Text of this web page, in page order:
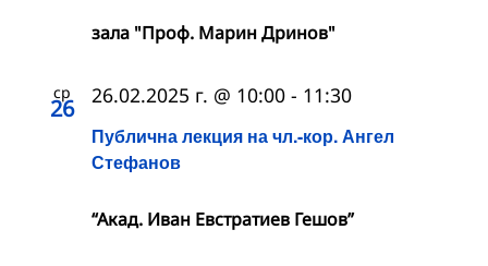
зала "Проф. Марин Дринов"
ср
26
Публична лекция на чл.-кор. Ангел
Стефанов
26.02.2025 г. @ 10:00 - 11:30
“Акад. Иван Евстратиев Гешов”